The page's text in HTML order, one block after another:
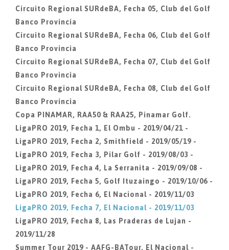
Circuito Regional SURdeBA, Fecha 05, Club del Golf
Banco Provincia
Circuito Regional SURdeBA, Fecha 06, Club del Golf
Banco Provincia
Circuito Regional SURdeBA, Fecha 07, Club del Golf
Banco Provincia
Circuito Regional SURdeBA, Fecha 08, Club del Golf
Banco Provincia
Copa PINAMAR, RAA50 & RAA25, Pinamar Golf.
LigaPRO 2019, Fecha 1, El Ombu - 2019/04/21 -
LigaPRO 2019, Fecha 2, Smithfield - 2019/05/19 -
LigaPRO 2019, Fecha 3, Pilar Golf - 2019/08/03 -
LigaPRO 2019, Fecha 4, La Serranita - 2019/09/08 -
LigaPRO 2019, Fecha 5, Golf Ituzaingo - 2019/10/06 -
LigaPRO 2019, Fecha 6, El Nacional - 2019/11/03
LigaPRO 2019, Fecha 7, El Nacional - 2019/11/03
LigaPRO 2019, Fecha 8, Las Praderas de Lujan -
2019/11/28
Summer Tour 2019 - AAFG-BATour, El Nacional -